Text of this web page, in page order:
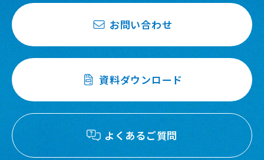
お問い合わせ
資料ダウンロード
よくあるご質問